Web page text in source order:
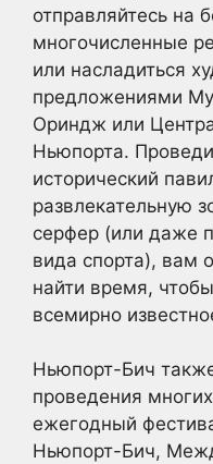
отправляйтесь на
многочисленные
или насладиться
предложениями
Ориндж или
Ньюпорта.
исторический
развлекательную
серфер (или даже
вида спорта), вам
найти время,
всемирно
Ньюпорт-Бич
проведения
ежегодный
Ньюпорт-Бич,